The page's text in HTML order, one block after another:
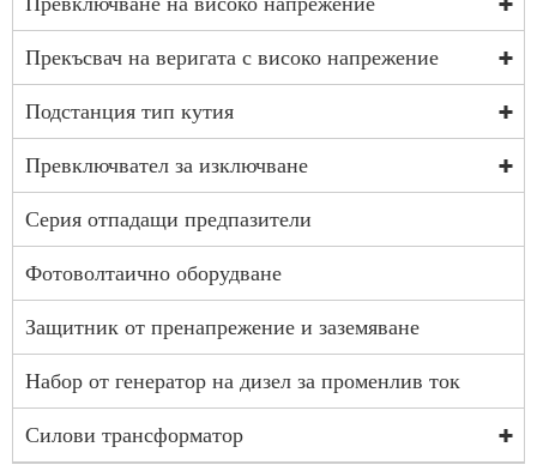
Прекъсвач на веригата с високо напрежение
Подстанция тип кутия
Превключвател за изключване
Серия отпадащи предпазители
Фотоволтаично оборудване
Защитник от пренапрежение и заземяване
Набор от генератор на дизел за променлив ток
Силови трансформатор